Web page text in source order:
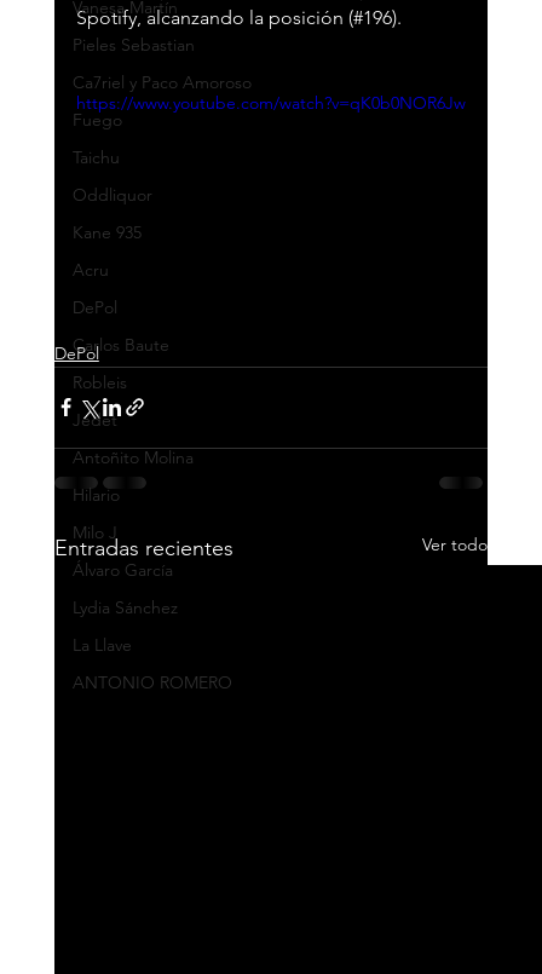
Vanesa Martín
Pieles Sebastian
Ca7riel y Paco Amoroso
Fuego
Taichu
Oddliquor
Kane 935
Acru
DePol
Carlos Baute
Robleis
Jedet
Antoñito Molina
Hilario
Milo J
Álvaro García
Lydia Sánchez
La Llave
ANTONIO ROMERO
Spotify, alcanzando la posición (#196).
https://www.youtube.com/watch?v=qK0b0NOR6Jw
DePol
Entradas recientes Ver todo